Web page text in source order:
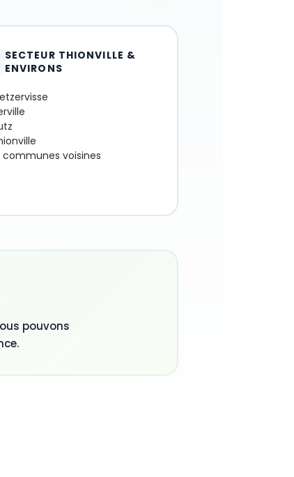
SECTEUR THIONVILLE &
ENVIRONS
communes voisines
pouvons